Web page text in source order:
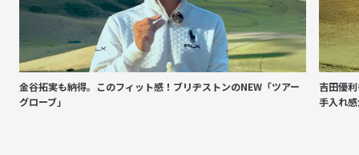
金谷拓実も納得。このフィット感！ブリヂストンのNEW「ツアー
グローブ」
吉田優
手入れ